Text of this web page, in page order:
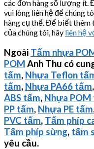
các đơn hàng số lượng ít.
vui lòng liên hệ để chúng
hàng cụ thể. Để biết thêm
của chúng tôi, hãy liên hệ
Ngoài Tấm nhựa
POM Anh Thu có
tấm, Nhựa Teflon
tấm, Nhựa PA66 tấm,
ABS tấm, Nhựa POM
PP tấm, Nhựa PE tấm
PVC tấm, Tấm phíp
Tấm phíp sừng, tấm
yêu cầu.